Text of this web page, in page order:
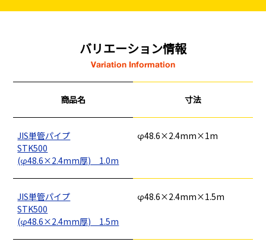
バリエーション情報
Variation Information
商品名 寸法
JIS単管パイプ
STK500
(φ48.6×2.4mm厚) 1.0m
φ48.6×2.4mm×1m
JIS単管パイプ
STK500
(φ48.6×2.4mm厚) 1.5m
φ48.6×2.4mm×1.5m